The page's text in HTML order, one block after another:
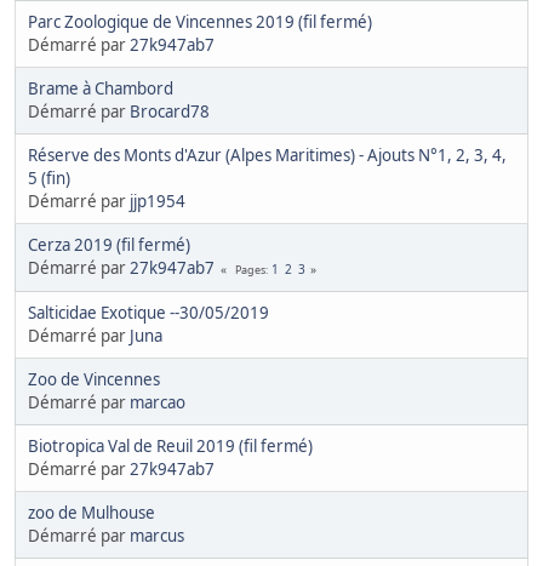
Parc Zoologique de Vincennes 2019 (fil fermé)
Démarré par 27k947ab7
Brame à Chambord
Démarré par Brocard78
Réserve des Monts d'Azur (Alpes Maritimes) - Ajouts N°1, 2, 3, 4,
5 (fin)
Démarré par jjp1954
Cerza 2019 (fil fermé)
Démarré par 27k947ab7 Pages 1 2 3
Salticidae Exotique --30/05/2019
Démarré par Juna
Zoo de Vincennes
Démarré par marcao
Biotropica Val de Reuil 2019 (fil fermé)
Démarré par 27k947ab7
zoo de Mulhouse
Démarré par marcus